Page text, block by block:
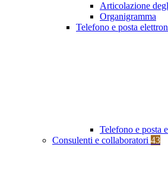
Articolazione
Organigramma
Telefono e posta
Telefono e posta
Consulenti e collaboratori 43